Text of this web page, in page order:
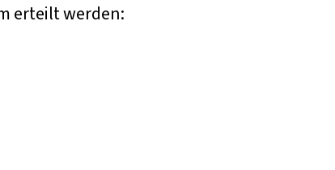
erteilt werden: